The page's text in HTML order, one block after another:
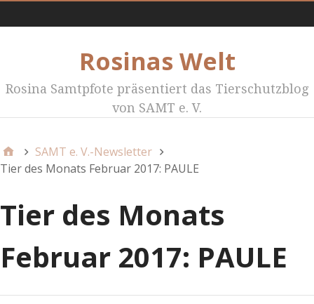
Rosinas Welt
Rosina Samtpfote präsentiert das Tierschutzblog
von SAMT e. V.
SAMT e. V.-Newsletter
Tier des Monats Februar 2017: PAULE
Tier des Monats
Februar 2017: PAULE